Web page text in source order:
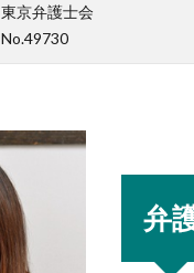
東京弁護士会
No.49730
弁